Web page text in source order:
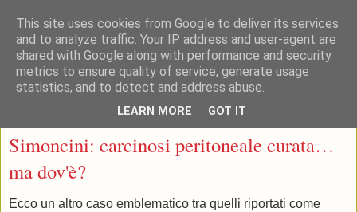
Simoncini: carcinosi peritoneale curata…
ma dov'è?
Ecco un altro caso emblematico tra quelli riportati come
This site uses cookies from Google to deliver its services
and to analyze traffic. Your IP address and user-agent are
shared with Google along with performance and security
metrics to ensure quality of service, generate usage
statistics, and to detect and address abuse.
LEARN MORE GOT IT